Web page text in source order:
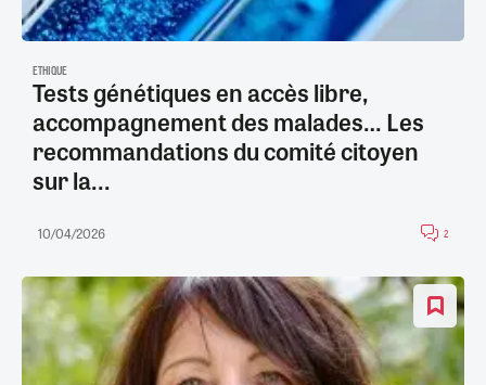
ETHIQUE
Tests génétiques en accès libre,
accompagnement des malades… Les
recommandations du comité citoyen
sur la...
10/04/2026 2